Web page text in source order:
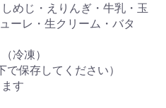
めじ・えりんぎ・牛乳・玉
ーレ・生クリーム・バタ
冷凍）
保存してください）
す